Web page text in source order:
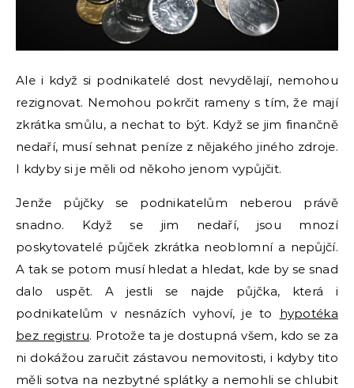
Ale i když si podnikatelé dost nevydělají, nemohou
rezignovat. Nemohou pokrčit rameny s tím, že mají
zkrátka smůlu, a nechat to být. Když se jim finančně
nedaří, musí sehnat peníze z nějakého jiného zdroje.
I kdyby si je měli od někoho jenom vypůjčit.
Jenže půjčky se podnikatelům neberou právě
snadno. Když se jim nedaří, jsou mnozí
poskytovatelé půjček zkrátka neoblomní a nepůjčí.
A tak se potom musí hledat a hledat, kde by se snad
dalo uspět. A jestli se najde půjčka, která i
podnikatelům v nesnázích vyhoví, je to hypotéka
bez registru. Protože ta je dostupná všem, kdo se za
ni dokážou zaručit zástavou nemovitosti, i kdyby tito
měli sotva na nezbytné splátky a nemohli se chlubit